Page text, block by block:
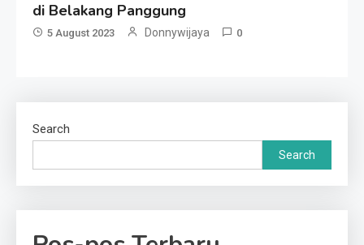
di Belakang Panggung
5 August 2023 Donnywijaya 0
Search
Search